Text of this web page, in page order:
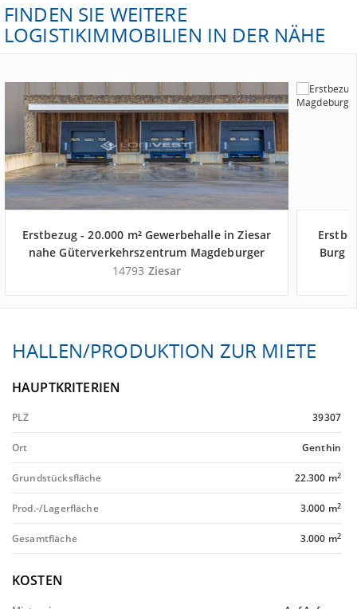
FINDEN SIE WEITERE
LOGISTIKIMMOBILIEN IN DER NÄHE
Erstbezug - 20.000 m² Gewerbehalle in Ziesar
nahe Güterverkehrszentrum Magdeburger
Hafen GmbH - Landkreis Potsdam-
14793 Ziesar
Burg
HALLEN/PRODUKTION ZUR MIETE
HAUPTKRITERIEN
PLZ 39307
Ort Genthin
Grundstücksfläche 22.300 m2
Prod.-/Lagerfläche 3.000 m2
Gesamtfläche 3.000 m2
KOSTEN